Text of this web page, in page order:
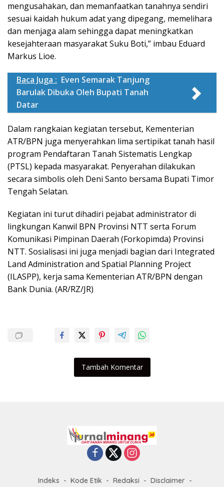
mengusahakan, dan memanfaatkan tanahnya sendiri
sesuai kaidah hukum adat yang dipegang, memelihara
dan menjaga alam sehingga dapat meningkatkan
kesejahteraan masyarakat Suku Boti,” imbau Eduard
Markus Lioe.
Baca Juga : Even Semarak Tanjung
Barulak Dibuka Oleh Bupati Tanah
Datar
Dalam rangkaian kegiatan tersebut, Kementerian
ATR/BPN juga menyerahkan lima sertipikat tanah hasil
program Pendaftaran Tanah Sistematis Lengkap
(PTSL) kepada masyarakat. Penyerahan dilakukan
secara simbolis oleh Deni Santo bersama Bupati Timor
Tengah Selatan.
Kegiatan ini turut dihadiri pejabat administrator di
lingkungan Kanwil BPN Provinsi NTT serta Forum
Komunikasi Pimpinan Daerah (Forkopimda) Provinsi
NTT. Sosialisasi ini juga menjadi bagian dari Integrated
Land Administration and Spatial Planning Project
(ILASPP), kerja sama Kementerian ATR/BPN dengan
Bank Dunia. (AR/RZ/JR)
Tambah Komentar
Indeks Kode Etik Redaksi
Disclaimer